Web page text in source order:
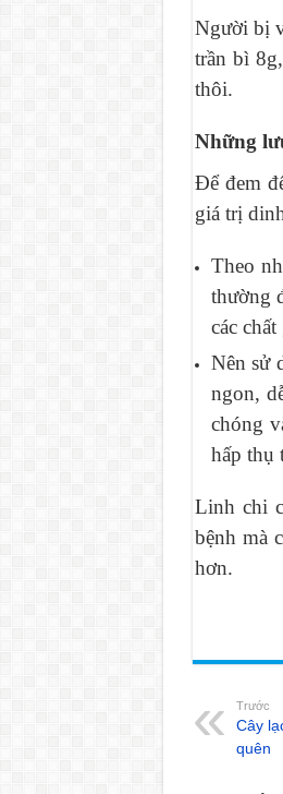
Người bị
trần bì
thôi.
Những
Để đem
giá trị
Theo
thường
các
Nên sử
ngon,
chóng
hấp thụ
Linh chi
bệnh mà
hơn.
Trước
Cây
quên